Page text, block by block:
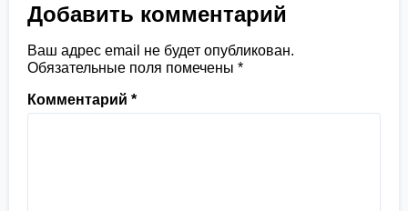
Добавить комментарий
Ваш адрес email не будет опубликован.
Обязательные поля помечены *
Комментарий *